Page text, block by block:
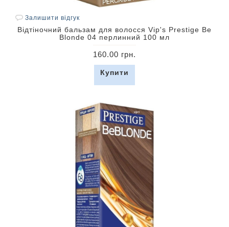
Залишити відгук
Відтіночний бальзам для волосся Vip's Prestige Be
Blonde 04 перлинний 100 мл
160.00 грн.
Купити